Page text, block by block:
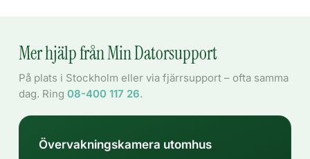
Mer hjälp från Min Datorsupport
På plats i Stockholm eller via fjärrsupport – ofta samma
dag. Ring 08-400 117 26.
Övervakningskamera utomhus